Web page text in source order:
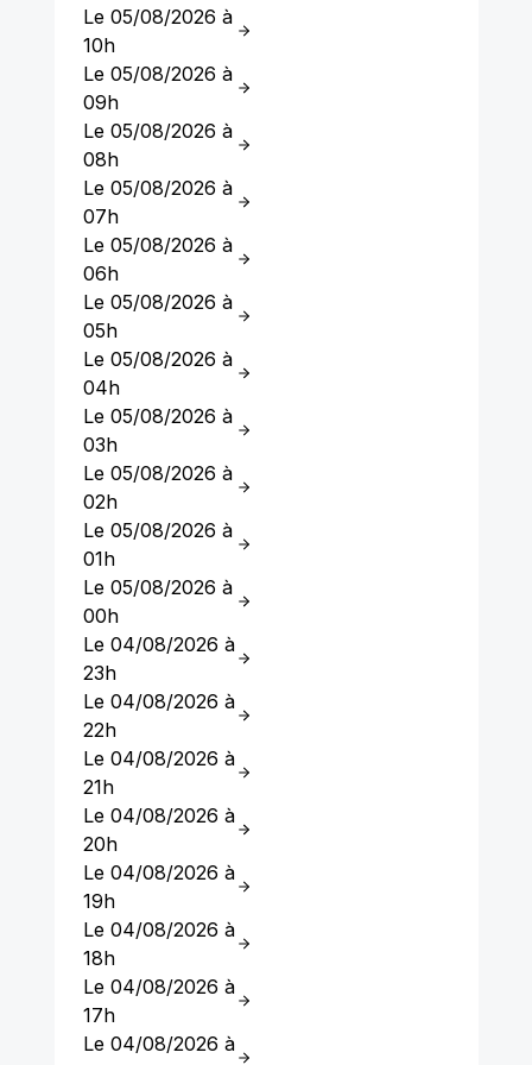
Le 05/08/2026 à
10h
Le 05/08/2026 à
09h
Le 05/08/2026 à
08h
Le 05/08/2026 à
07h
Le 05/08/2026 à
06h
Le 05/08/2026 à
05h
Le 05/08/2026 à
04h
Le 05/08/2026 à
03h
Le 05/08/2026 à
02h
Le 05/08/2026 à
01h
Le 05/08/2026 à
00h
Le 04/08/2026 à
23h
Le 04/08/2026 à
22h
Le 04/08/2026 à
21h
Le 04/08/2026 à
20h
Le 04/08/2026 à
19h
Le 04/08/2026 à
18h
Le 04/08/2026 à
17h
Le 04/08/2026 à